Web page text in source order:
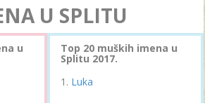
U SPLITU
u Top 20 muških imena u
Splitu 2017.
Luka